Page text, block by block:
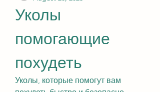
Уколы
помогающие
похудеть
Уколы, которые помогут вам